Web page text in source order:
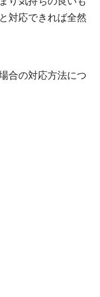
対応できれば全然
合の対応方法につ